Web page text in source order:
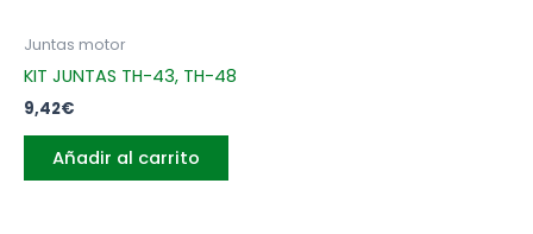
Juntas motor
KIT JUNTAS TH-43, TH-48
9,42€
Añadir al carrito